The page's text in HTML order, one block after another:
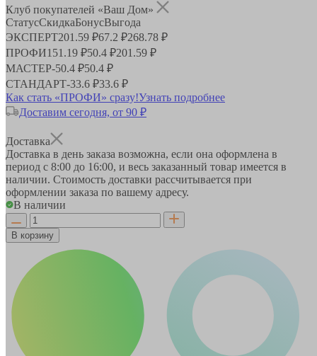
Клуб покупателей «Ваш Дом»
СтатусСкидкаБонусВыгода
ЭКСПЕРТ201.59 ₽67.2 ₽268.78 ₽
ПРОФИ151.19 ₽50.4 ₽201.59 ₽
МАСТЕР-50.4 ₽50.4 ₽
СТАНДАРТ-33.6 ₽33.6 ₽
Как стать «ПРОФИ» сразу!Узнать подробнее
Доставим сегодня, от 90 ₽
Доставка
Доставка в день заказа возможна, если она оформлена в
период с 8:00 до 16:00, и весь заказанный товар имеется в
наличии. Стоимость доставки рассчитывается при
оформлении заказа по вашему адресу.
В наличии
В корзину